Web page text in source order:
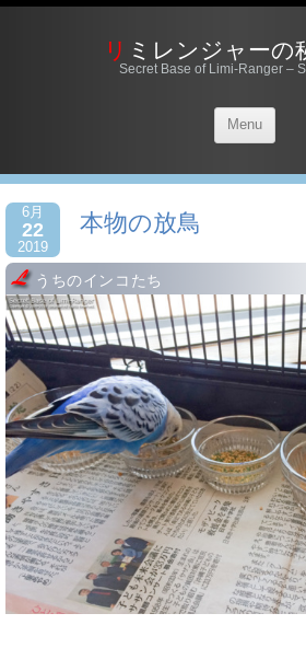
リミレンジャー
Secret Base of Limi-Ranger –
Menu
6月
22
2019
本物の放鳥
うちのインコたち